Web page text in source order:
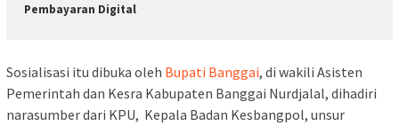
Pembayaran Digital
Sosialisasi itu dibuka oleh Bupati Banggai, di wakili Asisten
Pemerintah dan Kesra Kabupaten Banggai Nurdjalal, dihadiri
narasumber dari KPU, Kepala Badan Kesbangpol, unsur